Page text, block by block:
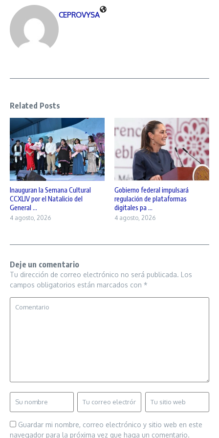
CEPROVYSA
Related Posts
Inauguran la Semana Cultural
CCXLIV por el Natalicio del
General ...
4 agosto, 2026
Gobierno federal impulsará
regulación de plataformas
digitales pa ...
4 agosto, 2026
Deje un comentario
Tu dirección de correo electrónico no será publicada. Los
campos obligatorios están marcados con *
Guardar mi nombre, correo electrónico y sitio web en este
navegador para la próxima vez que haga un comentario.